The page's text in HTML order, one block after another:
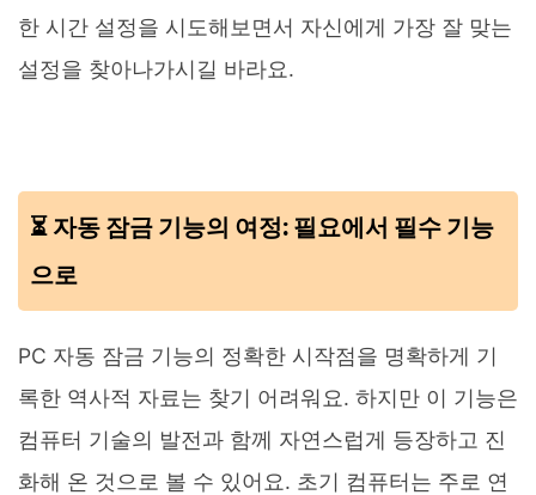
한 시간 설정을 시도해보면서 자신에게 가장 잘 맞는
설정을 찾아나가시길 바라요.
⏳ 자동 잠금 기능의 여정: 필요에서 필수 기능
으로
PC 자동 잠금 기능의 정확한 시작점을 명확하게 기
록한 역사적 자료는 찾기 어려워요. 하지만 이 기능은
컴퓨터 기술의 발전과 함께 자연스럽게 등장하고 진
화해 온 것으로 볼 수 있어요. 초기 컴퓨터는 주로 연